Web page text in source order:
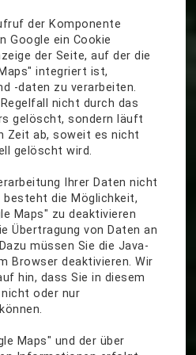
der Komponente
Google ein Cookie
der Seite, auf der die
integriert ist,
-daten zu verarbeiten.
nicht durch das
gelöscht, sondern läuft
Zeit ab, soweit es nicht
gelöscht wird.
Ihrer Daten nicht
die Möglichkeit,
Maps" zu deaktivieren
Übertragung von Daten an
müssen Sie die Java-
Browser deaktivieren. Wir
hin, dass Sie in diesem
nicht oder nur
Maps" und der über